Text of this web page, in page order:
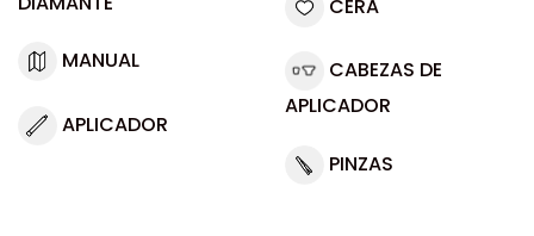
MANUAL
APLICADOR
CERA
CABEZAS DE
APLICADOR
PINZAS